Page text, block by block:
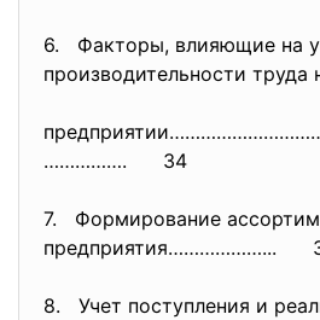
6. Факторы, влияющие на
производительности труда
……………. 34
7. Формирование
предприятия………………...
8. Учет поступления и